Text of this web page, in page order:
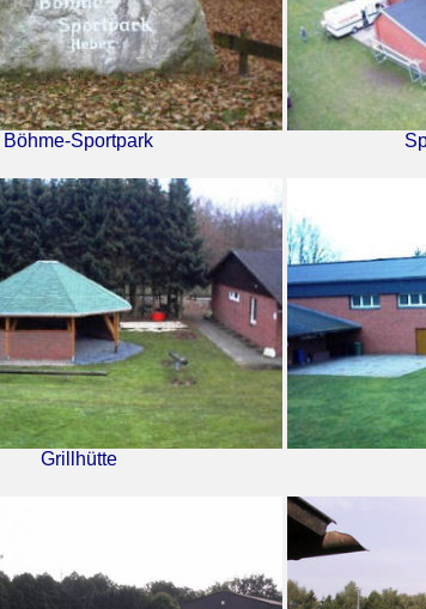
Böhme-Sportpark
Grillhütte